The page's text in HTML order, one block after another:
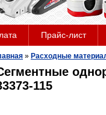
Прайс-лист
» Расходные
115